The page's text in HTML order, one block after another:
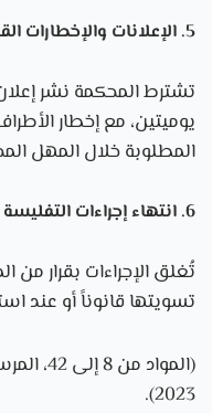
5. الإعلانات والإخطارات القانونية
تشترط المحكمة نشر
يوميتين، مع إخطار
المطلوبة خلال المهل
6. انتهاء إجراءات التفليسة
تُغلق الإجراءات بقرار من
تسويتها قانوناً أو عند
2023).